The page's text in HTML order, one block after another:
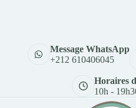
Message WhatsApp
+212 610406045
Horaires
10h -